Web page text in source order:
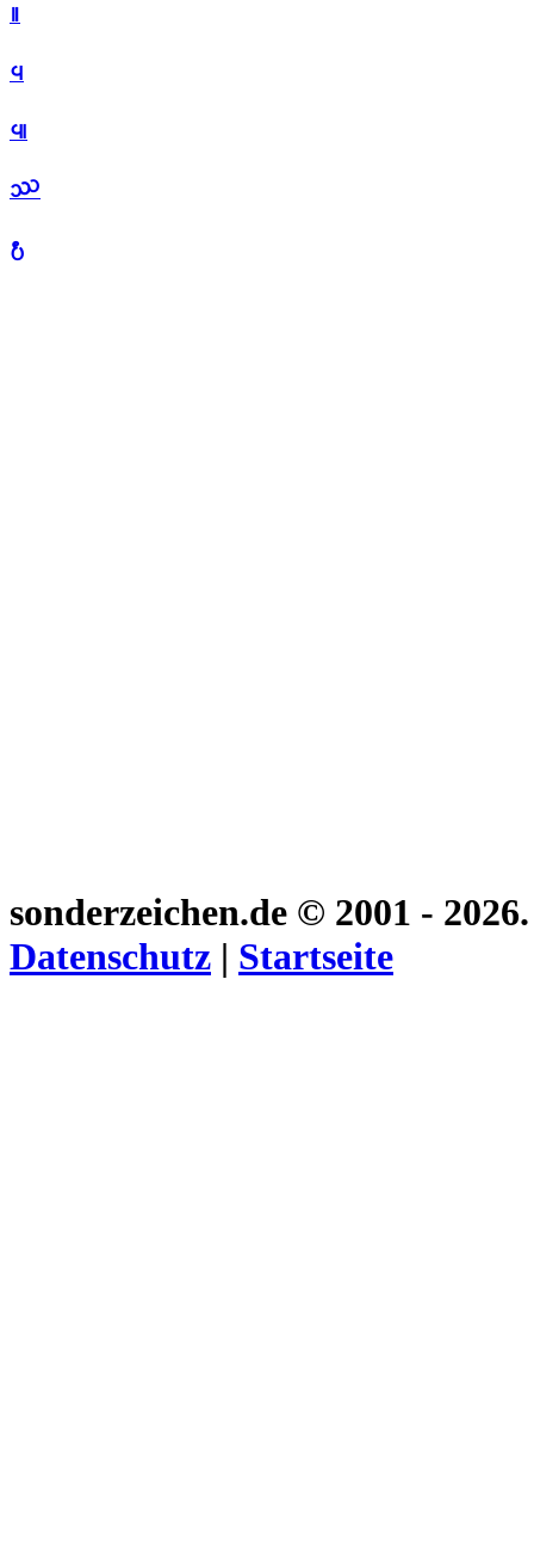
᪩
᪪
᪫
᪬
᪭
sonderzeichen.de © 2001 -
Datenschutz | Startseite